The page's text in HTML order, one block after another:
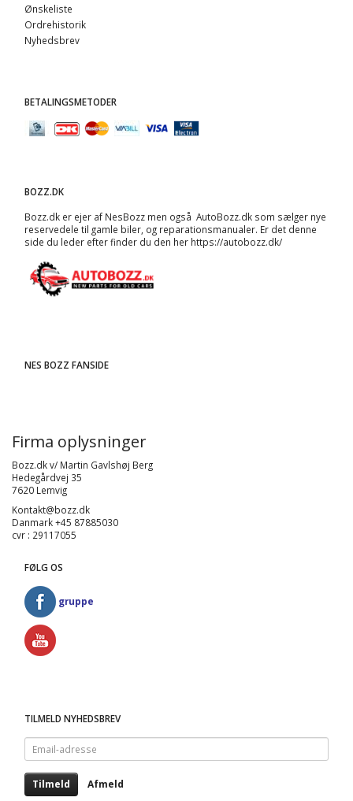
Ønskeliste
Ordrehistorik
Nyhedsbrev
BETALINGSMETODER
BOZZ.DK
Bozz.dk er ejer af NesBozz men også AutoBozz.dk som sælger nye
reservedele til gamle biler, og reparationsmanualer. Er det denne
side du leder efter finder du den her https://autobozz.dk/
NES BOZZ FANSIDE
Firma oplysninger
Bozz.dk v/ Martin Gavlshøj Berg
Hedegårdvej 35
7620 Lemvig
Kontakt@bozz.dk
Danmark +45 87885030
cvr : 29117055
FØLG OS
gruppe
TILMELD NYHEDSBREV
Email-
adresse
Tilmeld Afmeld